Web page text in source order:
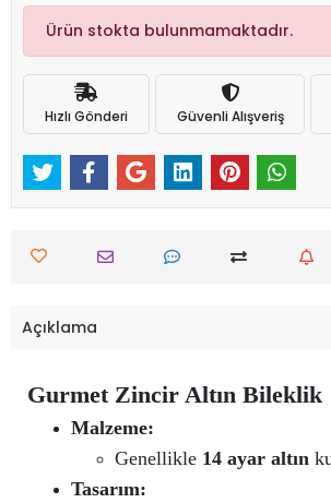
Ürün stokta bulunmamaktadır.
Hızlı Gönderi Güvenli Alışveriş
Açıklama
Gurmet Zincir Altın Bileklik
Malzeme:
Genellikle 14 ayar altın
Tasarım: